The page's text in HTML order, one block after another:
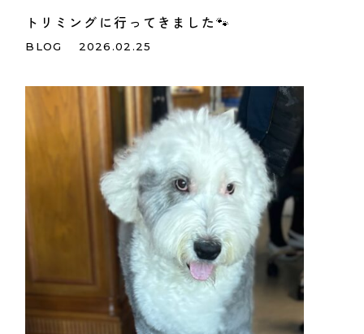
トリミングに行ってきました🐾
BLOG 2026.02.25